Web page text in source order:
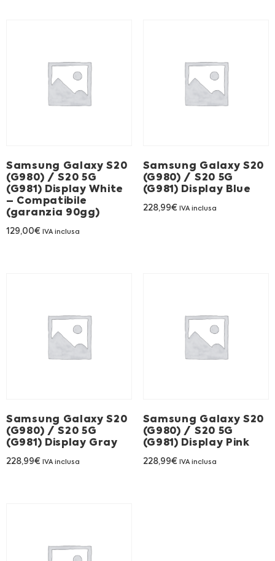
Samsung Galaxy S20
(G980) / S20 5G
(G981) Display White
– Compatibile
(garanzia 90gg)
129,00€ IVA inclusa
Samsung Galaxy S20
(G980) / S20 5G
(G981) Display Blue
228,99€ IVA inclusa
Samsung Galaxy S20
(G980) / S20 5G
(G981) Display Gray
228,99€ IVA inclusa
Samsung Galaxy S20
(G980) / S20 5G
(G981) Display Pink
228,99€ IVA inclusa